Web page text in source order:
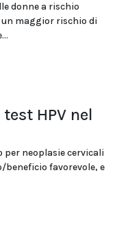
donne a rischio
maggior rischio di
HPV nel
neoplasie cervicali
favorevole, e